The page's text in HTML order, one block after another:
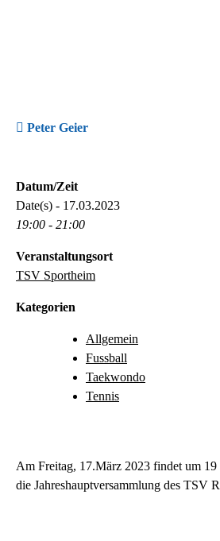
Peter Geier
Datum/Zeit
Date(s) - 17.03.2023
19:00 - 21:00
Veranstaltungsort
TSV Sportheim
Kategorien
Allgemein
Fussball
Taekwondo
Tennis
Am Freitag, 17.März 2023 findet um
die Jahreshauptversammlung des TSV